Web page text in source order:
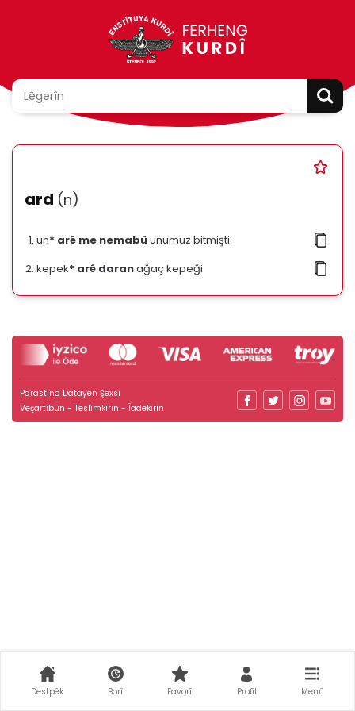
ard (n)
un* arê me nemabûunumuz bitmişti
kepek* arê daranağaç kepeği
Parastina Datayên Şexsî
Veşartîbûn - Teslîmkirin - Îadekirin
Destpêk Borî Favorî Profîl Menû